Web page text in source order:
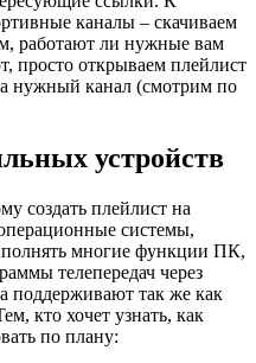
каналы – скачиваем
работают ли нужные вам
просто открываем плейлист
нужный канал (смотрим по
устройств
создать плейлист на
системы,
многие функции ПК,
телепередач через
поддерживают так же как
кто хочет узнать, как
по плану: